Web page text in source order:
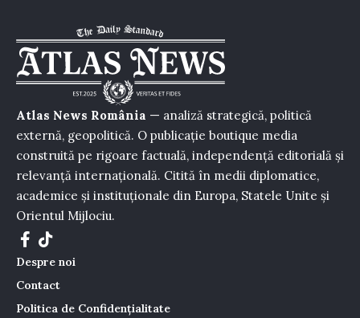
Atlas News România — analiză strategică, politică
externă, geopolitică. O publicație boutique media
construită pe rigoare factuală, independență editorială și
relevanță internațională. Citită în medii diplomatice,
academice și instituționale din Europa, Statele Unite și
Orientul Mijlociu.
Despre noi
Contact
Politica de Confidențialitate